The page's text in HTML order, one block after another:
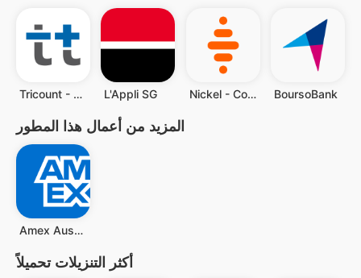
Tricount - Split group bills L'Appli SG Nickel - Compte pour tous BoursoBank
المزيد من أعمال هذا المطور
Amex Australia
أكثر التنزيلات تحميلاً